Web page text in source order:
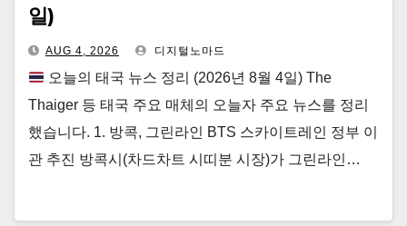
일)
AUG 4, 2026 디지털노마드
오늘의 태국 뉴스 정리 (2026년 8월 4일) The
Thaiger 등 태국 주요 매체의 오늘자 주요 뉴스를 정리
했습니다. 1. 방콕, 그린라인 BTS 스카이트레인 정부 이
관 추진 방콕시(차드차트 시띠분 시장)가 그린라인…